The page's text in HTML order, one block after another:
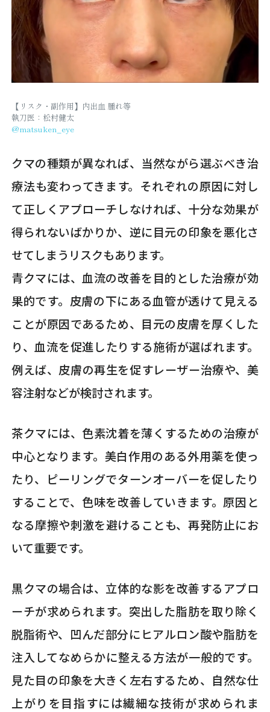
【リスク・副作用】内出血 腫れ等
執刀医：松村健太
@matsuken_eye
クマの種類が異なれば、当然ながら選ぶべき治
療法も変わってきます。それぞれの原因に対し
て正しくアプローチしなければ、十分な効果が
得られないばかりか、逆に目元の印象を悪化さ
せてしまうリスクもあります。
青クマには、血流の改善を目的とした治療が効
果的です。皮膚の下にある血管が透けて見える
ことが原因であるため、目元の皮膚を厚くした
り、血流を促進したりする施術が選ばれます。
例えば、皮膚の再生を促すレーザー治療や、美
容注射などが検討されます。
茶クマには、色素沈着を薄くするための治療が
中心となります。美白作用のある外用薬を使っ
たり、ピーリングでターンオーバーを促したり
することで、色味を改善していきます。原因と
なる摩擦や刺激を避けることも、再発防止にお
いて重要です。
黒クマの場合は、立体的な影を改善するアプロ
ーチが求められます。突出した脂肪を取り除く
脱脂術や、凹んだ部分にヒアルロン酸や脂肪を
注入してなめらかに整える方法が一般的です。
見た目の印象を大きく左右するため、自然な仕
上がりを目指すには繊細な技術が求められま